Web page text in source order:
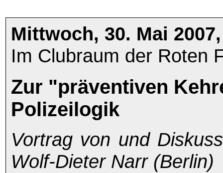
Mittwoch, 30. Mai
Im Clubraum der Roten
Zur "präventiven
Polizeilogik
Vortrag von und
Wolf-Dieter Narr (Berlin)